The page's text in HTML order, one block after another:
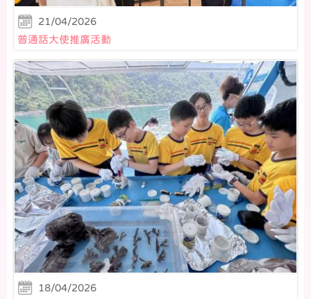
21/04/2026
普通話大使推廣活動
18/04/2026